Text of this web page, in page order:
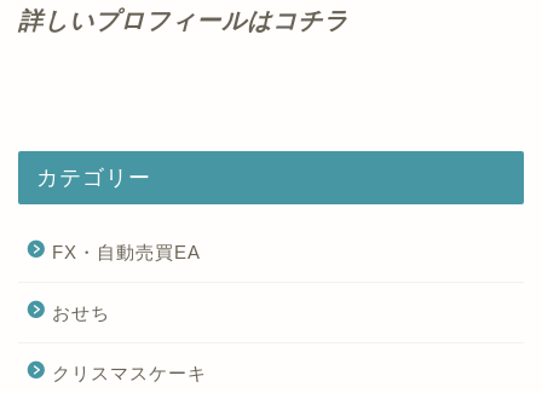
詳しいプロフィールはコチラ
カテゴリー
FX・自動売買EA
おせち
クリスマスケーキ